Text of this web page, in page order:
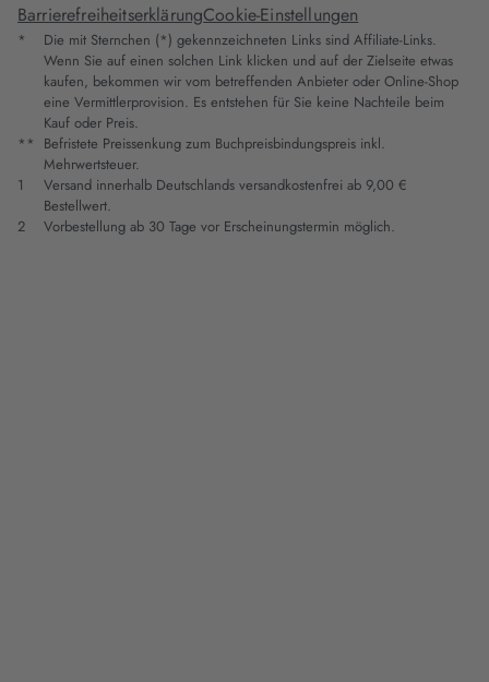
BarrierefreiheitserklärungCookie-Einstellungen
*
Die mit Sternchen (*) gekennzeichneten Links sind Affiliate-Links.
Wenn Sie auf einen solchen Link klicken und auf der Zielseite etwas
kaufen, bekommen wir vom betreffenden Anbieter oder Online-Shop
eine Vermittlerprovision. Es entstehen für Sie keine Nachteile beim
Kauf oder Preis.
** Befristete Preissenkung zum Buchpreisbindungspreis inkl.
Mehrwertsteuer.
1
Versand innerhalb Deutschlands versandkostenfrei ab 9,00 €
Bestellwert.
2
Vorbestellung ab 30 Tage vor Erscheinungstermin möglich.